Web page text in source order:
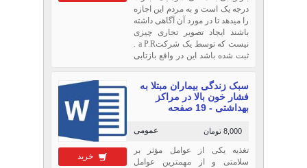
درجه یک است و به مردم این اجازه
را میدهد تا در مورد آن آگاهی داشته
باشند ایجاد تصویر تجاری چیزی
نیست که توسط یک شرکتa P.R .
ثبت شده باشد این در واقع بازتابی
دهید و چگونه آن را به سرانجام
میرسانید.
خرید
سبک زندگی بیماران مبتلا به
فشار خون بالا در مراکز
بهداشتی - 19 صفحه
عمومی 8,000 تومان
تغذیه یکی از عوامل مؤثر بر
سلامتی و از مهمترین عوامل